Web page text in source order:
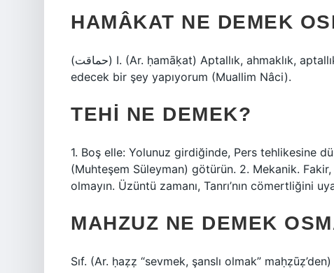
HAMÂKAT NE DEMEK
(ﺣﻤﺎﻗﺖ) I. (Ar. ḥamāḳat) Aptallık, ahmaklık, aptallık: Aptallığım yüzünden elimdeki yüz bin altını heba
edecek bir şey yapıyorum (Muallim Nâci).
TEHI NE DEMEK?
1. Boş elle: Yolunuz girdiğinde, Pers tehlikesine
(Muhteşem Süleyman) götürün. 2. Mekanik.
olmayın. Üzüntü zamanı, Tanrı’nın cömertliğini
MAHZUZ NE DEMEK
Sıf. (Ar. ḥaẓẓ “sevmek, şanslı olmak”